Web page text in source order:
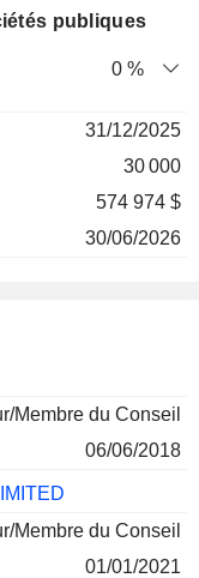
publiques
0 %
31/12/2025
30 000
574 974 $
30/06/2026
Membre du Conseil
06/06/2018
Membre du Conseil
01/01/2021